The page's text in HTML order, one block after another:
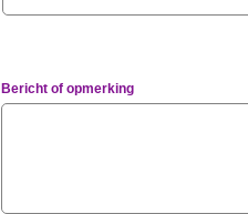
Bericht of opmerking